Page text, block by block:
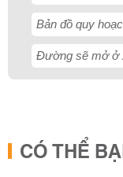
Bản đồ quy
Đường sẽ mở ở
CÓ THỂ